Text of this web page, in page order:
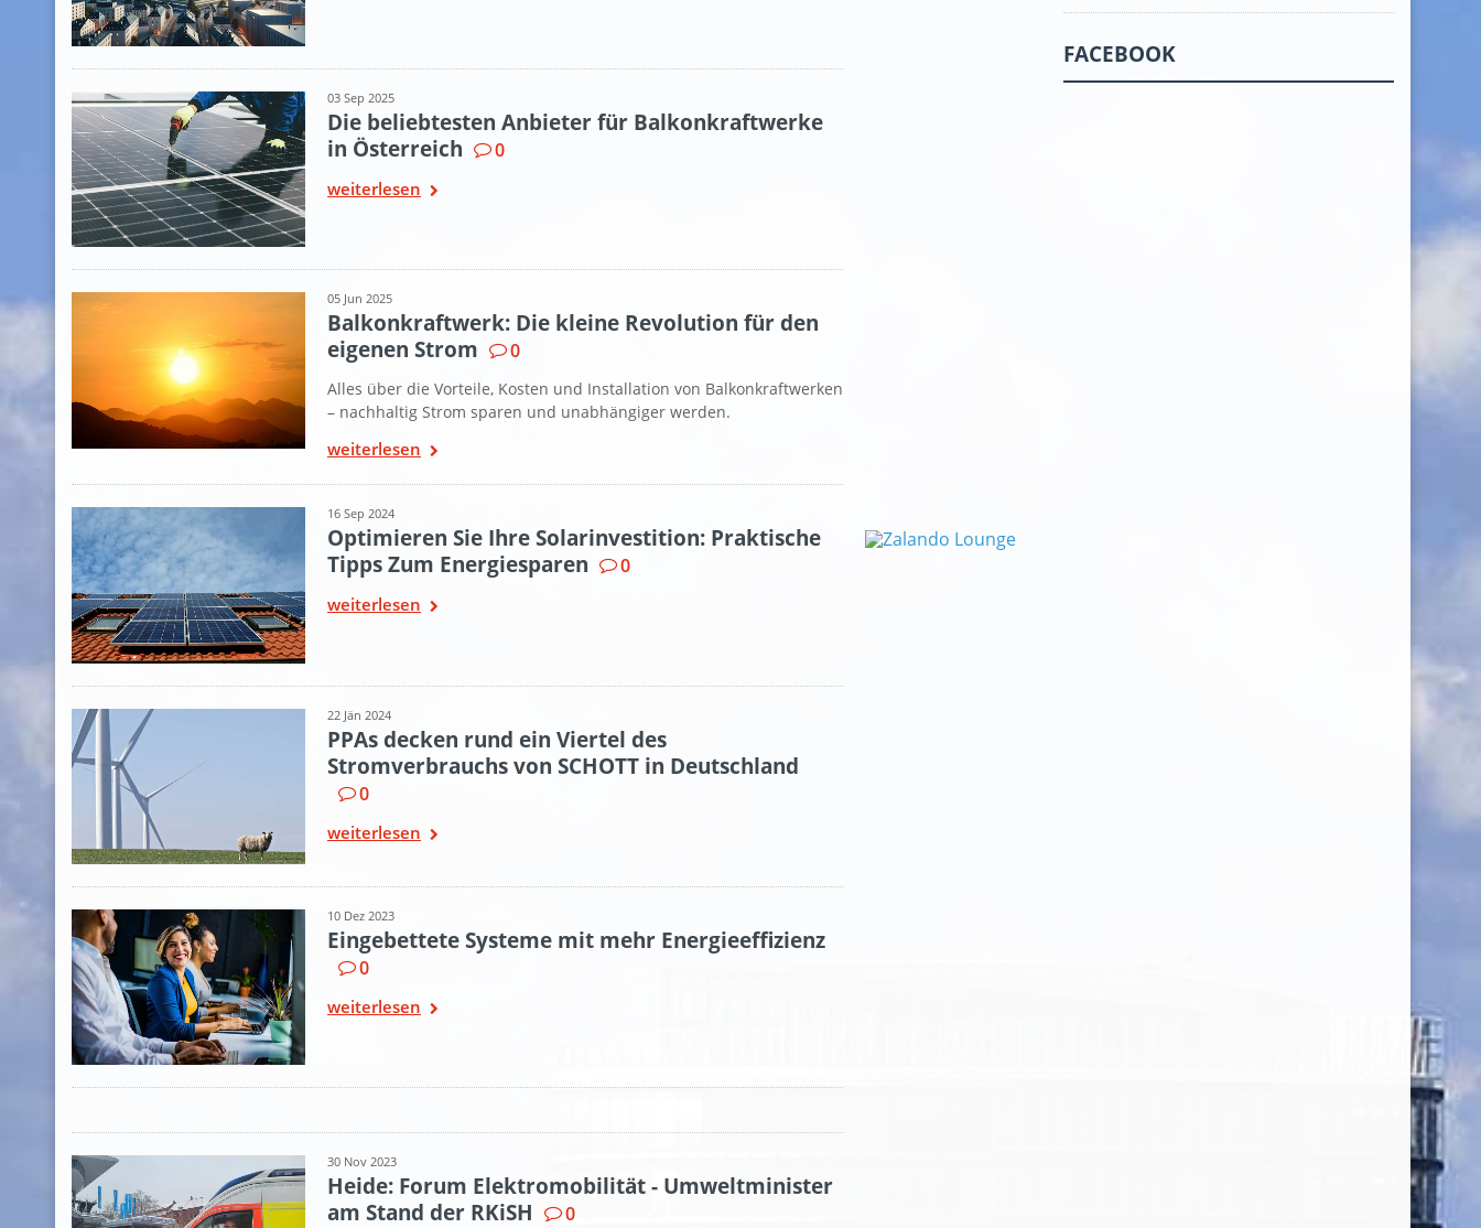
03 Sep 2025
Die beliebtesten Anbieter für Balkonkraftwerke
in Österreich
0
weiterlesen
05 Jun 2025
Balkonkraftwerk: Die kleine Revolution für den
eigenen Strom
0
Alles über die Vorteile, Kosten und Installation von Balkonkraftwerken
– nachhaltig Strom sparen und unabhängiger werden.
weiterlesen
16 Sep 2024
Optimieren Sie Ihre Solarinvestition: Praktische
Tipps Zum Energiesparen
0
weiterlesen
22 Jän 2024
PPAs decken rund ein Viertel des
Stromverbrauchs von SCHOTT in Deutschland
0
weiterlesen
10 Dez 2023
Eingebettete Systeme mit mehr Energieeffizienz
0
weiterlesen
30 Nov 2023
Heide: Forum Elektromobilität - Umweltminister
am Stand der RKiSH
0
FACEBOOK